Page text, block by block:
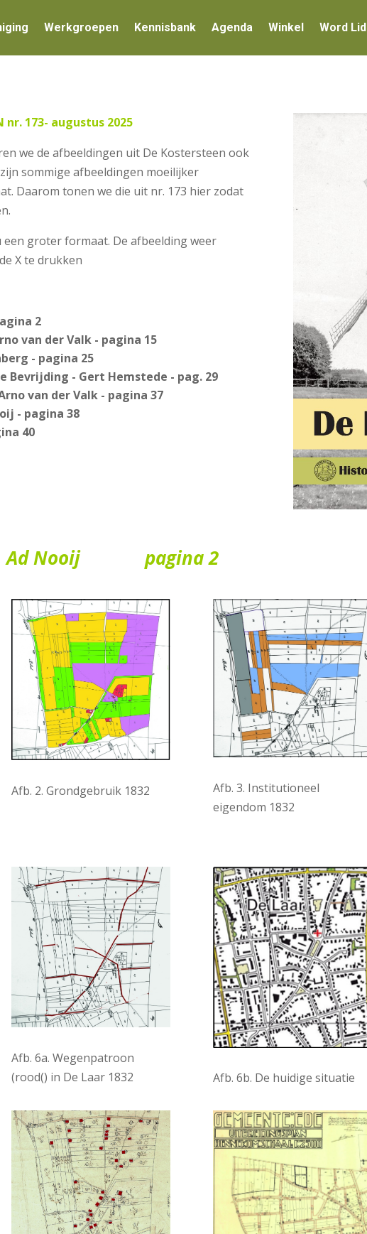
Werkgroepen Kennisbank Agenda Winkel Word Lid
nr. 173- augustus 2025
we de afbeeldingen uit De Kostersteen ook
sommige afbeeldingen moeilijker
Daarom tonen we die uit nr. 173 hier zodat
groter formaat. De afbeelding weer
X te drukken
2
van der Valk - pagina 15
- pagina 25
Bevrijding - Gert Hemstede - pag. 29
van der Valk - pagina 37
- pagina 38
40
Ad Nooijpagina 2
Afb. 2. Grondgebruik 1832
Afb. 3. Institutioneel
eigendom 1832
Afb. 6a. Wegenpatroon
(rood() in De Laar 1832
Afb. 6b. De huidige situatie